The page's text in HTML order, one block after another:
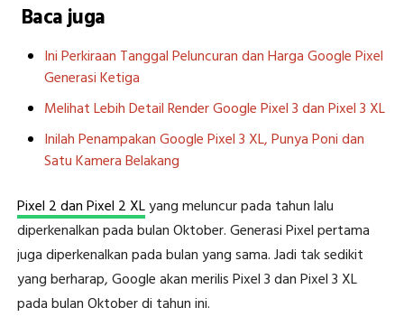
Baca juga
Ini Perkiraan Tanggal Peluncuran dan Harga Google Pixel
Generasi Ketiga
Melihat Lebih Detail Render Google Pixel 3 dan Pixel 3 XL
Inilah Penampakan Google Pixel 3 XL, Punya Poni dan
Satu Kamera Belakang
Pixel 2 dan Pixel 2 XLyang meluncur pada tahun lalu
diperkenalkan pada bulan Oktober. Generasi Pixel pertama
juga diperkenalkan pada bulan yang sama. Jadi tak sedikit
yang berharap, Google akan merilis Pixel 3 dan Pixel 3 XL
pada bulan Oktober di tahun ini.